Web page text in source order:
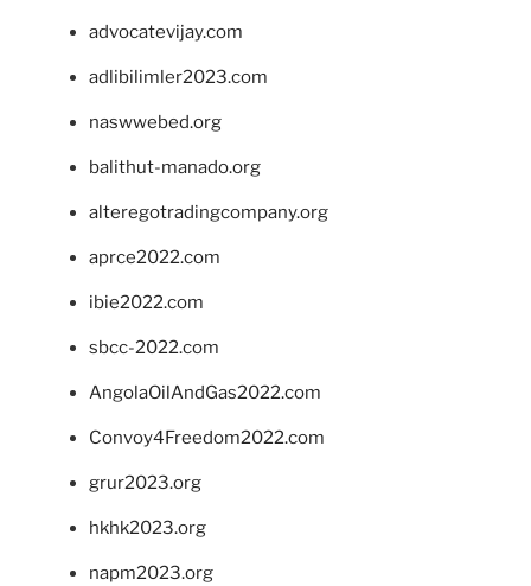
advocatevijay.com
adlibilimler2023.com
naswwebed.org
balithut-manado.org
alteregotradingcompany.org
aprce2022.com
ibie2022.com
sbcc-2022.com
AngolaOilAndGas2022.com
Convoy4Freedom2022.com
grur2023.org
hkhk2023.org
napm2023.org